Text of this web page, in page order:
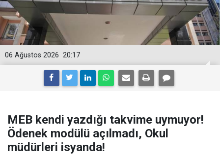
20:17
06 Ağustos 2026
MEB kendi yazdığı takvime uymuyor!
Ödenek modülü açılmadı, Okul
müdürleri isyanda!